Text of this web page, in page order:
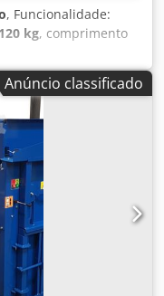
, Funcionalidade:
kg, comprimento
solução compacta
construção civil,
e paisagismo.
de materiais
a jusante (como
reduz o
prolongar a vida útil
móvel e
utilização em
do
no local.
Aa Ejrf -
Anúncio classificado